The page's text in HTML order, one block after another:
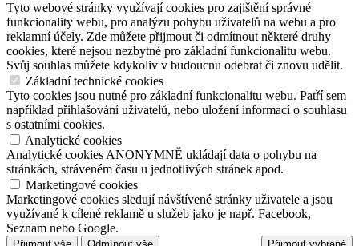
Tyto webové stránky využívají cookies pro zajištění správné
funkcionality webu, pro analýzu pohybu uživatelů na webu a pro
reklamní účely. Zde můžete přijmout či odmítnout některé druhy
cookies, které nejsou nezbytné pro základní funkcionalitu webu.
Svůj souhlas můžete kdykoliv v budoucnu odebrat či znovu udělit.
Základní technické cookies
Tyto cookies jsou nutné pro základní funkcionalitu webu. Patří sem
například přihlašování uživatelů, nebo uložení informací o souhlasu
s ostatními cookies.
Analytické cookies
Analytické cookies ANONYMNĚ ukládají data o pohybu na
stránkách, stráveném času u jednotlivých stránek apod.
Marketingové cookies
Marketingové cookies sledují návštívené stránky uživatele a jsou
využívané k cílené reklamě u služeb jako je např. Facebook,
Seznam nebo Google.